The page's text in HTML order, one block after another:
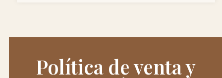
Política de venta y